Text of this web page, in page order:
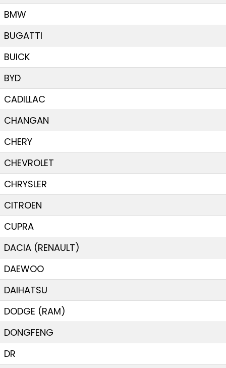
BMW
BUGATTI
BUICK
BYD
CADILLAC
CHANGAN
CHERY
CHEVROLET
CHRYSLER
CITROEN
CUPRA
DACIA (RENAULT)
DAEWOO
DAIHATSU
DODGE (RAM)
DONGFENG
DR